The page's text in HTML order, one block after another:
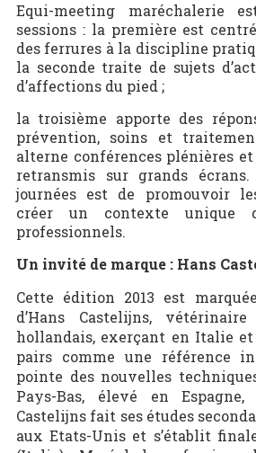
Equi-meeting maréchalerie
sessions : la première est
des ferrures à la discipline
la seconde traite de sujets
d’affections du pied ;
la troisième apporte des
prévention, soins et
alterne conférences plénières
retransmis sur grands écrans.
journées est de promouvoir
créer un contexte unique
professionnels.
Un invité de marque : Hans
Cette édition 2013 est
d’Hans Castelijns,
hollandais, exerçant en Italie et
pairs comme une référence
pointe des nouvelles
Pays-Bas, élevé en
Castelijns fait ses études
aux Etats-Unis et s’établit